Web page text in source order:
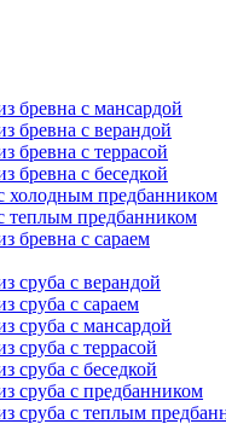
бревна с мансардой
бревна с верандой
бревна с террасой
бревна с беседкой
холодным предбанником
теплым предбанником
бревна с сараем
сруба с верандой
сруба с сараем
сруба с мансардой
сруба с террасой
сруба с беседкой
сруба с предбанником
сруба с теплым